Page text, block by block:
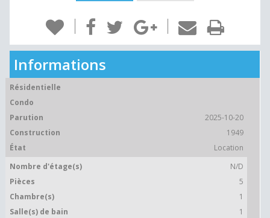
Informations
Résidentielle
Condo
Parution
2025-10-20
Construction
1949
État
Location
Nombre d'étage(s)
N/D
Pièces
5
Chambre(s)
1
Salle(s) de bain
1